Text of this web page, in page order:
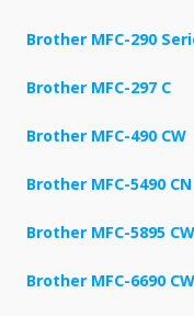
Brother MFC-290
Brother MFC-297 C
Brother MFC-490 CW
Brother MFC-5490 CN
Brother MFC-5895 CW
Brother MFC-6690 CW